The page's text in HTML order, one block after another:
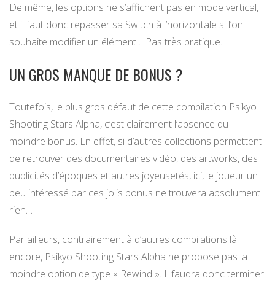
De même, les options ne s’affichent pas en mode vertical,
et il faut donc repasser sa Switch à l’horizontale si l’on
souhaite modifier un élément… Pas très pratique.
UN GROS MANQUE DE BONUS ?
Toutefois, le plus gros défaut de cette compilation Psikyo
Shooting Stars Alpha, c’est clairement l’absence du
moindre bonus. En effet, si d’autres collections permettent
de retrouver des documentaires vidéo, des artworks, des
publicités d’époques et autres joyeusetés, ici, le joueur un
peu intéressé par ces jolis bonus ne trouvera absolument
rien…
Par ailleurs, contrairement à d’autres compilations là
encore, Psikyo Shooting Stars Alpha ne propose pas la
moindre option de type « Rewind ». Il faudra donc terminer